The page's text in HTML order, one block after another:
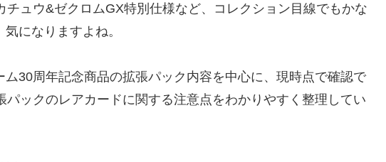
チュウ&ゼクロムGX特別仕様など、コレクション目線でもかな
になりますよね。
30周年記念商品の拡張パック内容を中心に、現時点で確認で
パックのレアカードに関する注意点をわかりやすく整理してい